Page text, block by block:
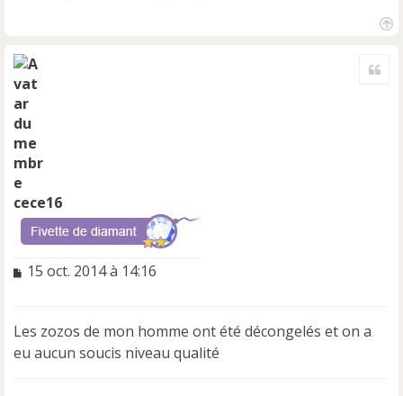
cece16
M
a
g
15 oct. 2014 à 14:16
Les zozos de mon homme ont été décongelés et on a
eu aucun soucis niveau qualité